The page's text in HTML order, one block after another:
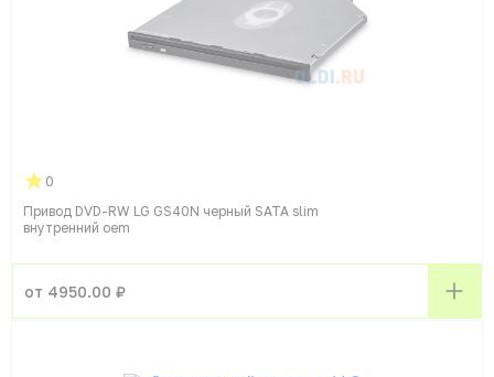
0
Привод DVD-RW LG GS40N черный SATA slim
внутренний oem
от 4950.00 ₽